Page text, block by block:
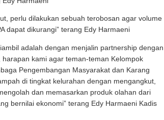
perlu dilakukan sebuah terobosan agar volume
dapat dikurangi” terang Edy Harmaeni
adalah dengan menjalin partnership dengan
kami agar teman-teman Kelompok
Pengembangan Masyarakat dan Karang
di tingkat kelurahan dengan mengangkut,
dan memasarkan produk olahan dari
bernilai ekonomi” terang Edy Harmaeni Kadis